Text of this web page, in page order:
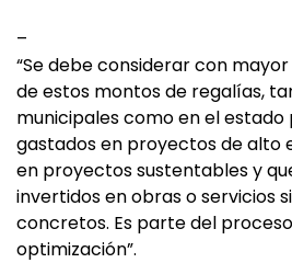
–
“Se debe considerar con
de estos montos de regalías,
municipales como en el estado
gastados en proyectos de alto
en proyectos sustentables y
invertidos en obras o servicios
concretos. Es parte del
optimización”.